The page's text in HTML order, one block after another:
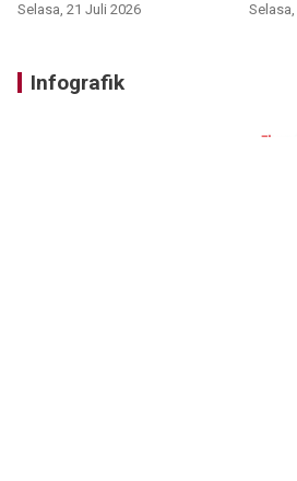
Selasa, 21 Juli 2026
Infografik